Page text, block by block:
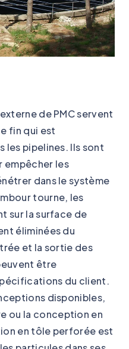
de PMC servent
fin qui est
les pipelines. Ils sont
empêcher les
dans le système
tourne, les
sur la surface de
éliminées du
et la sortie des
être
du client.
disponibles,
ou la conception en
en tôle perforée est